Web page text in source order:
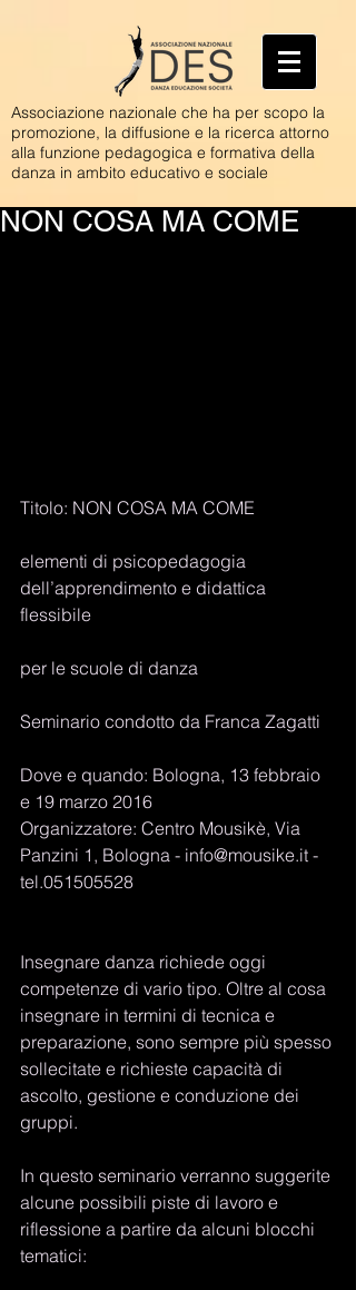
Associazione nazionale che ha per scopo la
promozione, la diffusione e la ricerca attorno
alla funzione pedagogica e formativa della
danza in ambito educativo e sociale
NON COSA MA COME
Titolo: NON COSA MA COME
elementi di psicopedagogia
dell’apprendimento e didattica
flessibile
per le scuole di danza
Seminario condotto da Franca Zagatti
Dove e quando: Bologna, 13 febbraio
e 19 marzo 2016
Organizzatore: Centro Mousikè, Via
Panzini 1, Bologna - info@mousike.it -
tel.051505528
Insegnare danza richiede oggi
competenze di vario tipo. Oltre al cosa
insegnare in termini di tecnica e
preparazione, sono sempre più spesso
sollecitate e richieste capacità di
ascolto, gestione e conduzione dei
gruppi.
In questo seminario verranno suggerite
alcune possibili piste di lavoro e
riflessione a partire da alcuni blocchi
tematici: